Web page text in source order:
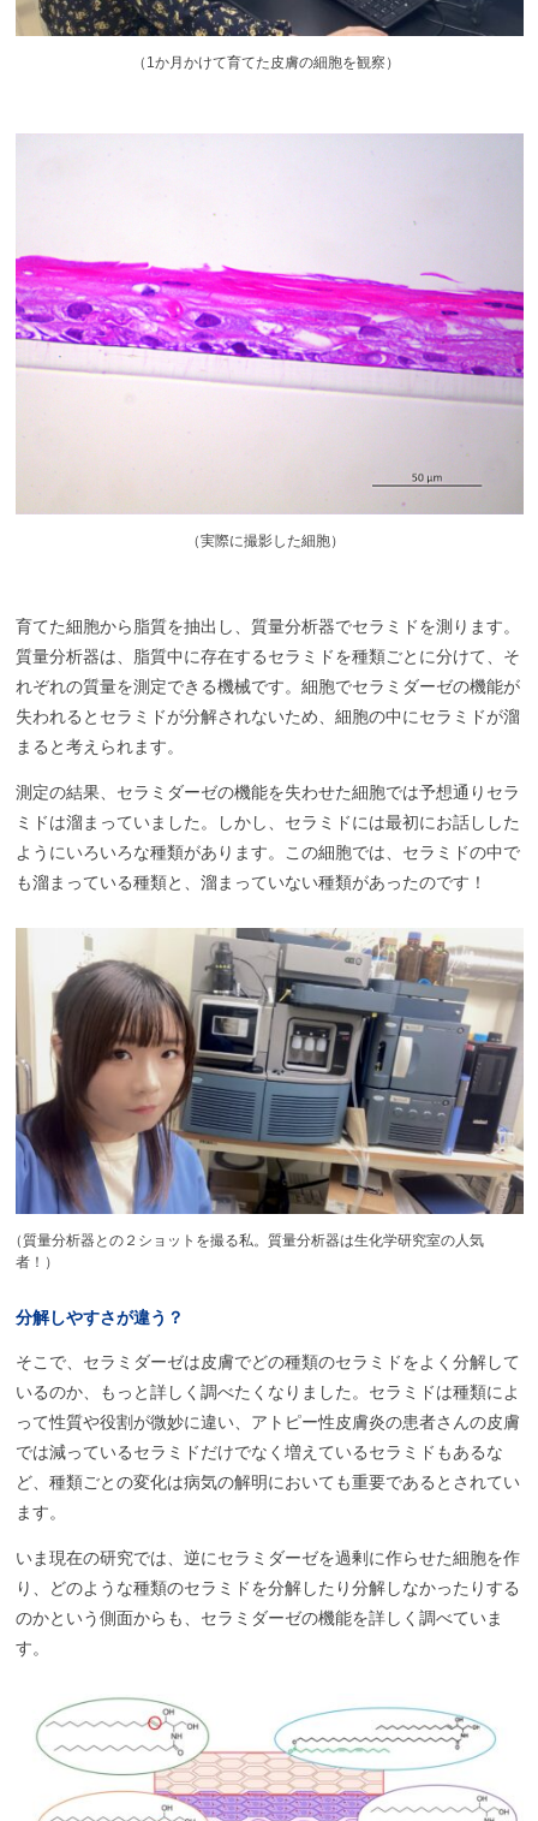
（ 1か月かけて育てた皮膚の細胞を観察）
（実際に撮影した細胞）
育てた細胞から脂質を抽出し、質量分析器でセラミドを測ります。
質量分析器は、脂質中に存在するセラミドを種類ごとに分けて、そ
れぞれの質量を測定できる機械です。細胞でセラミダーゼの機能が
失われるとセラミドが分解されないため、細胞の中にセラミドが溜
まると考えられます。
測定の結果、セラミダーゼの機能を失わせた細胞では予想通りセラ
ミドは溜まっていました。しかし、セラミドには最初にお話しした
ようにいろいろな種類があります。この細胞では、セラミドの中で
も溜まっている種類と、溜まっていない種類があったのです！
（質量分析器との２ショットを撮る私。質量分析器は生化学研究室の人気
者！）
分解しやすさが違う？
そこで、セラミダーゼは皮膚でどの種類のセラミドをよく分解して
いるのか、もっと詳しく調べたくなりました。セラミドは種類によ
って性質や役割が微妙に違い、アトピー性皮膚炎の患者さんの皮膚
では減っているセラミドだけでなく増えているセラミドもあるな
ど、種類ごとの変化は病気の解明においても重要であるとされてい
ます。
いま現在の研究では、逆にセラミダーゼを過剰に作らせた細胞を作
り、どのような種類のセラミドを分解したり分解しなかったりする
のかという側面からも、セラミダーゼの機能を詳しく調べていま
す。